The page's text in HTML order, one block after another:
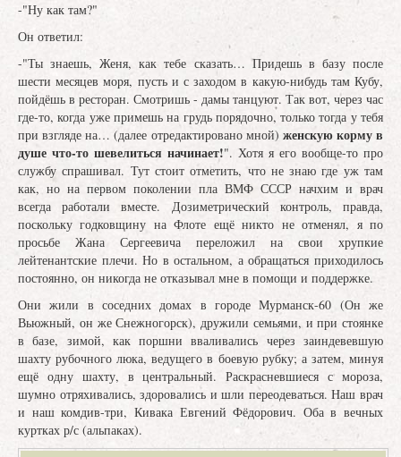
-"Ну как там?"
Он ответил:
-"Ты знаешь, Женя, как тебе сказать… Придешь в базу после
шести месяцев моря, пусть и с заходом в какую-нибудь там Кубу,
пойдёшь в ресторан. Смотришь - дамы танцуют. Так вот, через час
где-то, когда уже примешь на грудь порядочно, только тогда у тебя
при взгляде на… (далее отредактировано мной) женскую корму в
душе что-то шевелиться начинает!". Хотя я его вообще-то про
службу спрашивал. Тут стоит отметить, что не знаю где уж там
как, но на первом поколении пла ВМФ СССР начхим и врач
всегда работали вместе. Дозиметрический контроль, правда,
поскольку годковщину на Флоте ещё никто не отменял, я по
просьбе Жана Сергеевича переложил на свои хрупкие
лейтенантские плечи. Но в остальном, а обращаться приходилось
постоянно, он никогда не отказывал мне в помощи и поддержке.
Они жили в соседних домах в городе Мурманск-60 (Он же
Вьюжный, он же Снежногорск), дружили семьями, и при стоянке
в базе, зимой, как поршни вваливались через заиндевевшую
шахту рубочного люка, ведущего в боевую рубку; а затем, минуя
ещё одну шахту, в центральный. Раскрасневшиеся с мороза,
шумно отряхивались, здоровались и шли переодеваться. Наш врач
и наш комдив-три, Кивака Евгений Фёдорович. Оба в вечных
куртках р/с (альпаках).